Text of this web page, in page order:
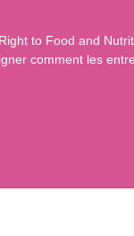
Right to Food and
comment les